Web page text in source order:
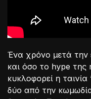
Ένα χρόνο μετά την
και όσο το hype της
κυκλοφορεί η ταινία
δύο από την